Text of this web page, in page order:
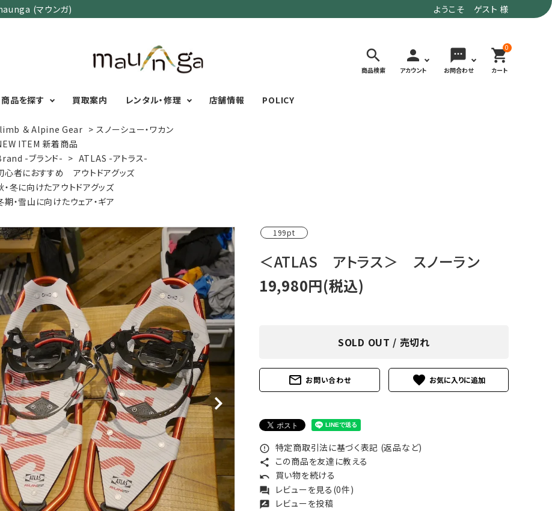
(マウンガ) ようこそ ゲスト 様
search
商品検索
person
アカウント
sms
お問合わせ
0
shopping_cart
カート
商品を探す
カテゴリーで選ぶ
Men's Wear
Women's Wear
Wear Accessory
Foot Wear
Backpacks＆
OtherBags
Cooking Gear
Sleeping Gear
Tent ＆ Shelter
Camping Gear
Field Gear
Climb ＆ Alpine
Gear
Books＆Others
River Sports
サイズで選ぶ
WOMENS
XXSXS SMLXL
UNISEX
XXS
XSSMLXL
富士山いくならこの装備
本気の登山用品
春・夏に向けたアウトドアグ
ッズ
冬期・雪山に向けたウェア・
ギア
テント泊山行に向けたギ
ア！
沢登りに向けたウェア・ギ
ア！
トレイルラン向けウェア・ギ
ア！
キャンプに向けたギア！
ヴィンテージなアイテム
リバースポーツ
ミリタリーライン・ミリタリー
買取案内 レンタル・修理 店舗情報 POLICY
＆ Alpine Gear > スノーシュー・ワカン
ITEM 新着商品
-ブランド- > ATLAS -アトラス-
心者におすすめ アウトドアグッズ
・冬に向けたアウトドアグッズ
期・雪山に向けたウェア・ギア
199pt
＜ATLAS アトラス＞ スノーラン
19,980円(税込)
SOLD OUT / 売切れ
mail_outline お問い合わせ favorite
error_outline 特定商取引法に基づく表記 (返品など)
share この商品を友達に教える
undo 買い物を続ける
forum レビューを見る(0件)
rate_review レビューを投稿